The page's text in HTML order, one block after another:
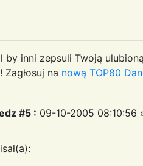
by inni zepsuli Twoją
na nową TOP80
#5 : 09-10-2005 08:10:56